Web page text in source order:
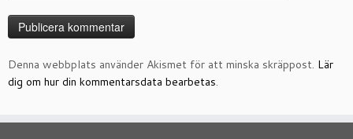
Denna webbplats använder Akismet för att minska skräppost. Lär
dig om hur din kommentarsdata bearbetas.